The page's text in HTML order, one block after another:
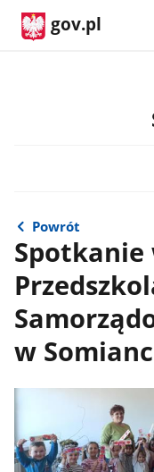
gov.pl
Powrót
Spotkanie
w